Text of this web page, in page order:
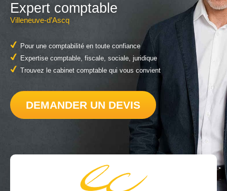
Expert comptable
Villeneuve-d’Ascq
Pour une comptabilité en toute confiance
Expertise comptable, fiscale, sociale, juridique
Trouvez le cabinet comptable qui vous convient
DEMANDER UN DEVIS